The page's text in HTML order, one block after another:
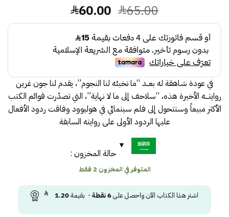
65.00 السعر
الأصلي
هو:
65.00.
60.00 السعر
الحالي
60.00.
في عودة شـاهقة له بعــد “ما تخبئه لنا النجوم”، يقدم لنا جون غرين
روايتـــه الأخيرة هذه، “سلاحف إلى ما لا نهاية”، التي تصدّرت قوائم الكتب
الأكثر مبيعاً وستتحول إلى فلم سينمائي في هوليوود وفاقت ردود الأفعال
عليها الردود الأولى على روايته السابقة
حالة المخزون :
المتوفر في المخزون 2 فقط
اشتر هذا الكتاب الآن واحصل على6نقطة- بقيمة1.20